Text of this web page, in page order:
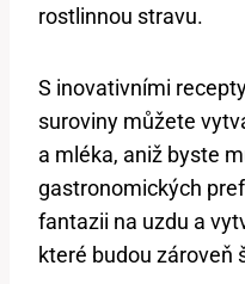
rostlinnou stravu.
S inovativními
suroviny můžete
a mléka, aniž byste
gastronomických
fantazii na uzdu a
které budou zároveň